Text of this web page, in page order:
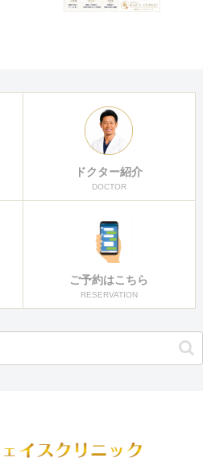
ドクター紹介
DOCTOR
ご予約はこちら
RESERVATION